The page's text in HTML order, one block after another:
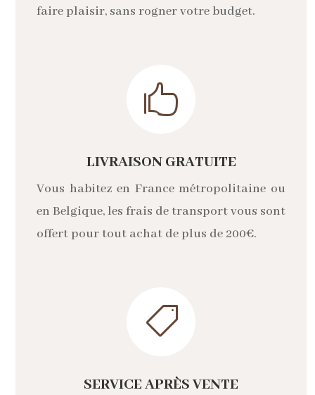
faire plaisir, sans rogner votre budget.

LIVRAISON GRATUITE
Vous habitez en France métropolitaine ou
en Belgique, les frais de transport vous sont
offert pour tout achat de plus de 200€.

SERVICE APRÈS VENTE